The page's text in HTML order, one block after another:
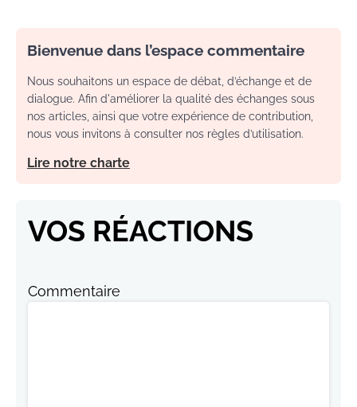
Bienvenue dans l’espace commentaire
Nous souhaitons un espace de débat, d’échange et de
dialogue. Afin d'améliorer la qualité des échanges sous
nos articles, ainsi que votre expérience de contribution,
nous vous invitons à consulter nos règles d’utilisation.
Lire notre charte
VOS RÉACTIONS
Commentaire